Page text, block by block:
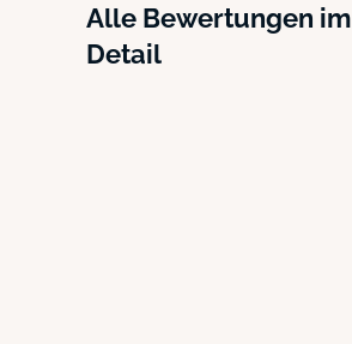
Alle Bewertungen im
Detail